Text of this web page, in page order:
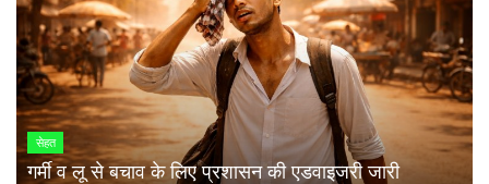
सेहत
गर्मी व लू से बचाव के लिए प्रशासन की एडवाइजरी जारी